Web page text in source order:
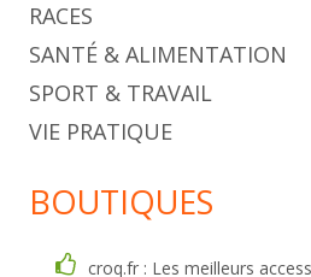
RACES
SANTÉ & ALIMENTATION
SPORT & TRAVAIL
VIE PRATIQUE
BOUTIQUES
croq.fr : Les meilleurs